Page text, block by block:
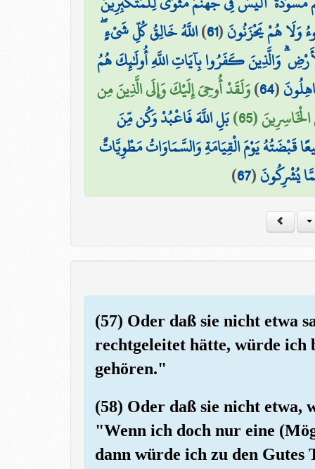
وَلَا هُمْ يَحْزَنُونَ(
61
)اللَّهُ خَالِقُ كُلِّ شَيْءٍ ۖ
وَالَّذِينَ كَفَرُوا بِآيَاتِ اللَّهِ أُولَٰئِكَ هُمُ
(
64
)وَلَقَدْ أُوحِيَ إِلَيْكَ وَإِلَى الَّذِينَ مِن
(65)
بَلِ اللَّهَ فَاعْبُدْ وَكُن مِّنَ
قَبْضَتُهُ يَوْمَ الْقِيَامَةِ وَالسَّمَاوَاتُ مَطْوِيَّاتٌ
يُشْرِكُونَ(
67
)
(57) Oder daß sie nicht etwa
rechtgeleitet hätte, würde ich
gehören."
(58) Oder daß sie nicht etwa,
"Wenn ich doch nur eine
dann würde ich zu den Gutes